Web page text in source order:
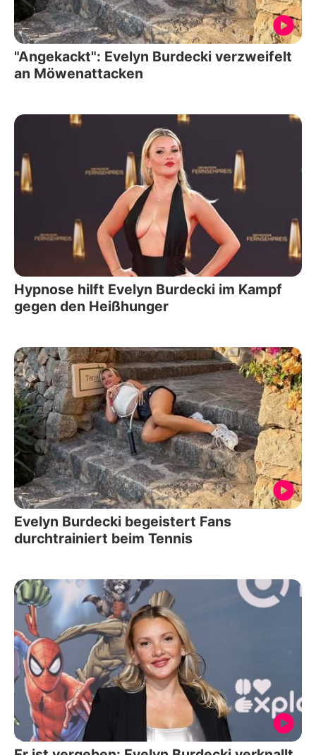
"Angekackt": Evelyn Burdecki verzweifelt
an Möwenattacken
Hypnose hilft Evelyn Burdecki im Kampf
gegen den Heißhunger
Evelyn Burdecki begeistert Fans
durchtrainiert beim Tennis